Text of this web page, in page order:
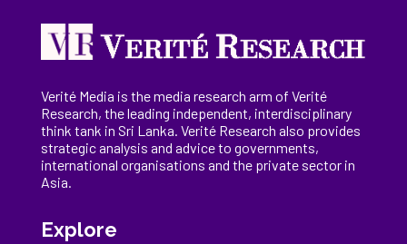
Verité Media is the media research arm of Verité
Research, theleading independent, interdisciplinary
think tank in Sri Lanka. Verité Research also provides
strategic analysis and advice to governments,
international organisations and the private sector in
Asia.
Explore